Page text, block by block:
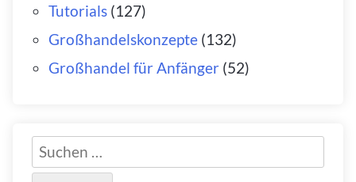
Tutorials(127)
Großhandelskonzepte(132)
Großhandel für Anfänger(52)